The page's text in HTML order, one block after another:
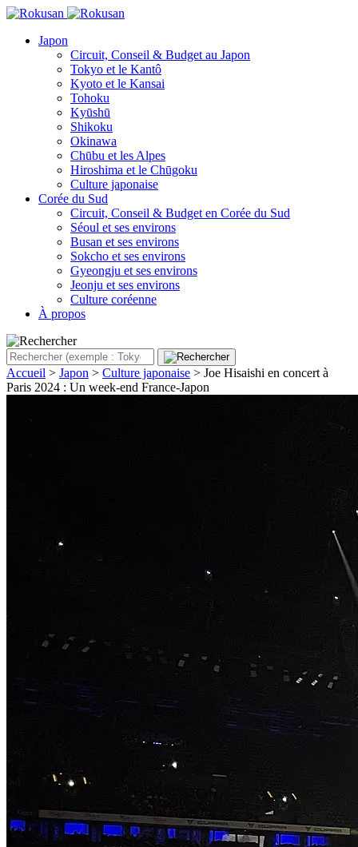
Japon
Circuit, Conseil & Budget au Japon
Tokyo et le Kantô
Kyoto et le Kansai
Tohoku
Kyūshū
Shikoku
Okinawa
Chūbu et les Alpes
Hiroshima et le Chūgoku
Culture japonaise
Corée du Sud
Circuit, Conseil & Budget en Corée du Sud
Séoul et ses environs
Busan et ses environs
Sokcho et ses environs
Gyeongju et ses environs
Jeonju et ses environs
Culture coréenne
À propos
Accueil > Japon > Culture japonaise > Joe Hisaishi en concert à
Paris 2024 : Un week-end France-Japon